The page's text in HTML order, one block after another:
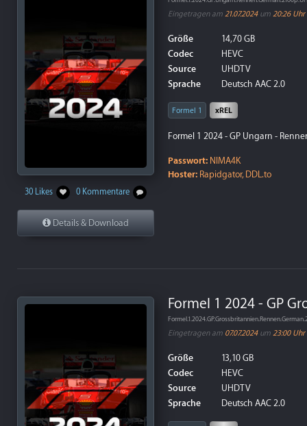
30 Likes 0 Kommentare
Details & Download
Eingetragen am 21.07.2024um 20:26 Uhr
Größe
14,70 GB
Codec
HEVC
Source
UHDTV
Sprache
Deutsch AAC 2.0
Formel 1 xREL
Formel 1 2024 - GP Ungarn -
Passwort: NIMA4K
Hoster: Rapidgator, DDL.to
Formel 1 2024 - GP
Eingetragen am 07.07.2024um 23:00 Uhr
Größe
13,10 GB
Codec
HEVC
Source
UHDTV
Sprache
Deutsch AAC 2.0